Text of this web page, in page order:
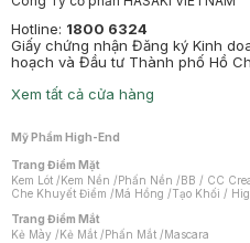
Hotline: 1800 6324
Giấy chứng nhận Đăng ký Kinh
hoạch và Đầu tư Thành phố Hồ
Xem tất cả cửa hàng
Mỹ Phẩm High-End
Trang Điểm Mặt
Kem Lót /Kem Nền /Phấn Nền /BB / CC
Che Khuyết Điểm /Má Hồng /Tạo Khối /
Trang Điểm Mắt
Kẻ Mày /Kẻ Mắt /Phấn Mắt /Mascara